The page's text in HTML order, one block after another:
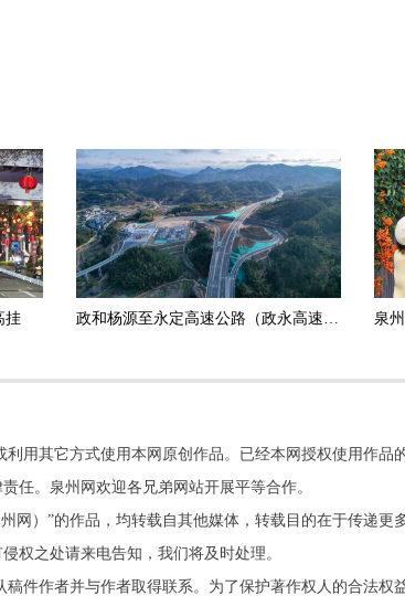
挂
用其它方式使用本网原创作品。已经本网授权使用作品
任。泉州网欢迎各兄弟网站开展平等合作。
网）”的作品，均转载自其他媒体，转载目的在于传递更
权之处请来电告知，我们将及时处理。
件作者并与作者取得联系。为了保护著作权人的合法权